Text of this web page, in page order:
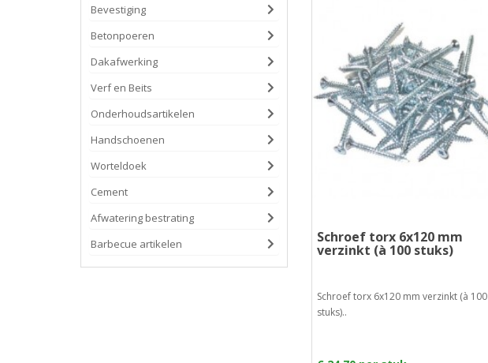
Bevestiging
Betonpoeren
Dakafwerking
Verf en Beits
Onderhoudsartikelen
Handschoenen
Worteldoek
Cement
Afwatering bestrating
Barbecue artikelen
Schroef torx 6x120 mm
verzinkt (à 100 stuks)
Schroef torx 6x120 mm verzinkt (à 100
stuks)..